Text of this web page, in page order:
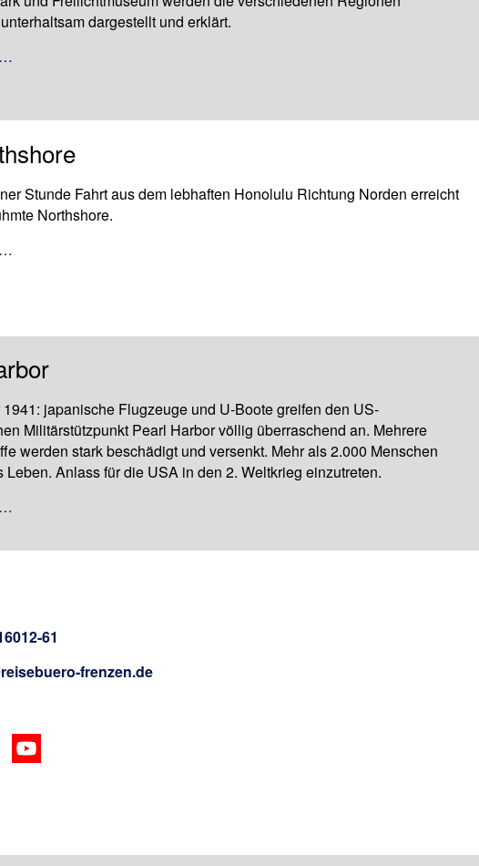
dargestellt und erklärt.
Stunde Fahrt aus dem lebhaften Honolulu Richtung Norden erreicht
Northshore.
japanische Flugzeuge und U-Boote greifen den US-
Militärstützpunkt Pearl Harbor völlig überraschend an. Mehrere
werden stark beschädigt und versenkt. Mehr als 2.000 Menschen
Leben. Anlass für die USA in den 2. Weltkrieg einzutreten.
61
frenzen.de